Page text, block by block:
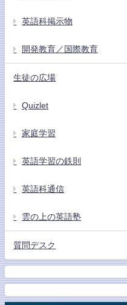
英語科掲示物
開発教育／国際教育
生徒の広場
Quizlet
家庭学習
英語学習の鉄則
英語科通信
雲の上の英語塾
質問デスク